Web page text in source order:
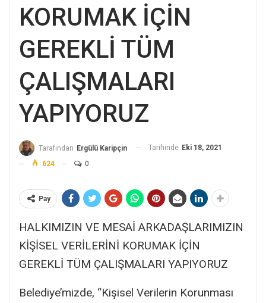
KORUMAK İÇİN
GEREKLİ TÜM
ÇALIŞMALARI
YAPIYORUZ
Tarafından Ergülü Karipçin Tarihinde Eki 18, 2021
624
0
Pay
HALKIMIZIN VE MESAİ ARKADAŞLARIMIZIN
KİŞİSEL VERİLERİNİ KORUMAK İÇİN
GEREKLİ TÜM ÇALIŞMALARI YAPIYORUZ
Belediye’mizde, “Kişisel Verilerin Korunması